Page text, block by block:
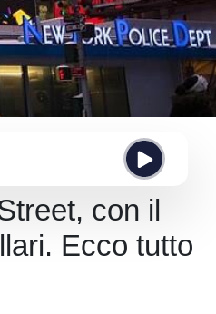
con il
Ecco tutto